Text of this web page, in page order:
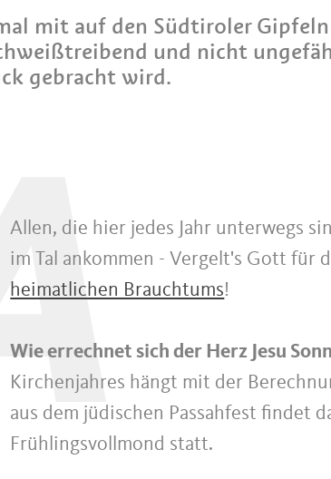
mit auf den Südtiroler
und nicht
gebracht wird.
A
Allen, die hier jedes Jahr unterwegs
im Tal ankommen - Vergelt's Gott für
heimatlichen Brauchtums!
Wie errechnet sich der Herz Jesu
Kirchenjahres hängt mit der
aus dem jüdischen Passahfest findet
Frühlingsvollmond statt.